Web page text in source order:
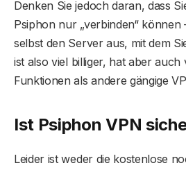
Denken Sie jedoch daran, dass
Psiphon nur „verbinden“ können
selbst den Server aus, mit dem
ist also viel billiger, hat aber auch
Funktionen als andere gängige
Ist Psiphon VPN
Leider ist weder die kostenlose